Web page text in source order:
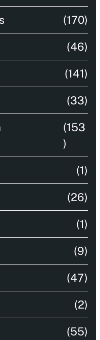
(170)
(46)
(141)
(33)
(153
)
(1)
(26)
(1)
(9)
(47)
(2)
(55)